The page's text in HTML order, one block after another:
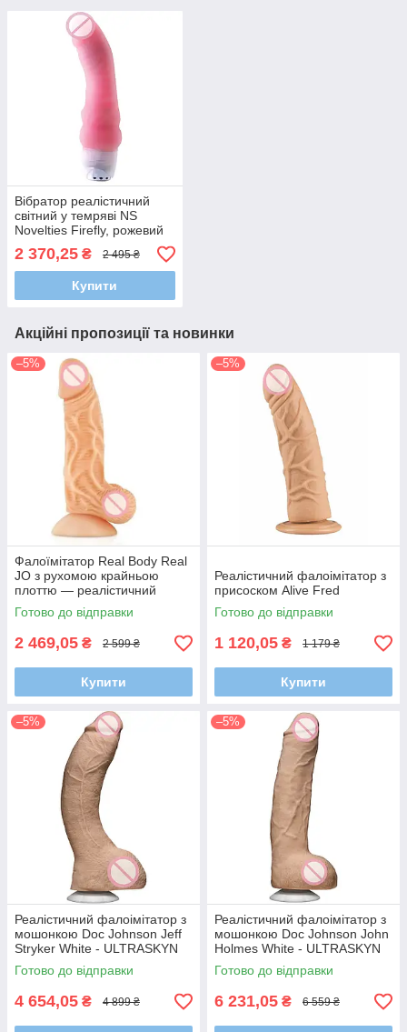
Вібратор реалістичний
світний у темряві NS
Novelties Firefly, рожевий
2 370,25 ₴ 2 495 ₴
Купити
Акційні пропозиції та новинки
–5%
Фалоїмітатор Real Body Real
JO з рухомою крайньою
плоттю — реалістичний
чоловічий фаллоїмітатор
Готово до відправки
2 469,05 ₴ 2 599 ₴
Купити
–5%
Реалістичний фалоімітатор з
присоском Alive Fred
Готово до відправки
1 120,05 ₴ 1 179 ₴
Купити
–5%
Реалістичний фалоімітатор з
мошонкою Doc Johnson Jeff
Stryker White - ULTRASKYN
Готово до відправки
4 654,05 ₴ 4 899 ₴
–5%
Реалістичний фалоімітатор з
мошонкою Doc Johnson John
Holmes White - ULTRASKYN
Готово до відправки
6 231,05 ₴ 6 559 ₴